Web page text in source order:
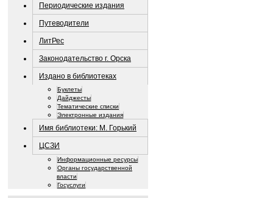
Периодические издания
Путеводители
ЛитРес
Законодательство г. Орска
Издано в библиотеках
Буклеты
Дайджесты
Тематические списки
Электронные издания
Имя библиотеки: М. Горький
ЦСЗИ
Информационные ресурсы
Органы государственной
власти
Госуслуги